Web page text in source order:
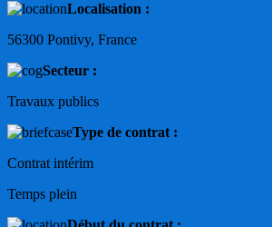
Localisation :
56300 Pontivy, France
Secteur :
Travaux publics
Type de contrat :
Contrat intérim
Temps plein